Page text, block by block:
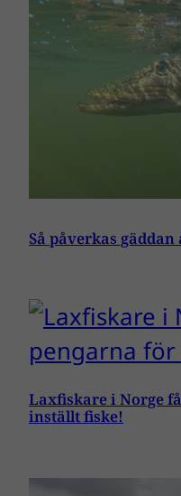
Så påverkas
Laxfiskare i Norge
inställt fiske!